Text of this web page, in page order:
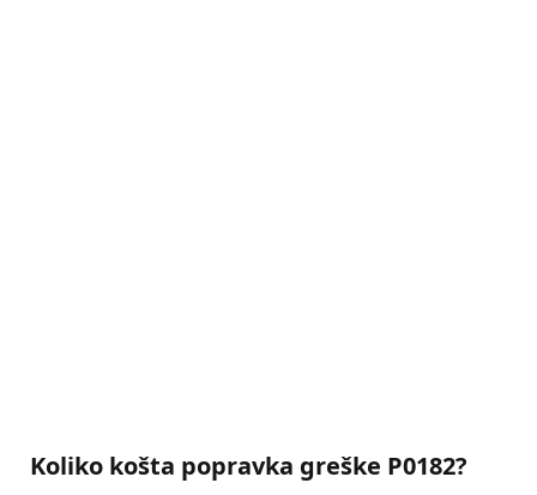
Koliko košta popravka greške P0182?